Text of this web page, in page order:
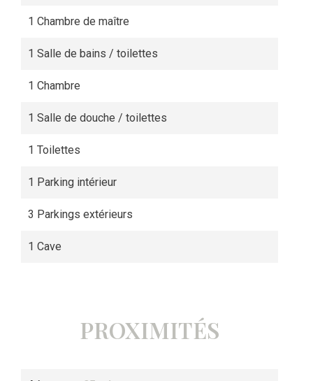
1 Chambre de maître
1 Salle de bains / toilettes
1 Chambre
1 Salle de douche / toilettes
1 Toilettes
1 Parking intérieur
3 Parkings extérieurs
1 Cave
PROXIMITÉS